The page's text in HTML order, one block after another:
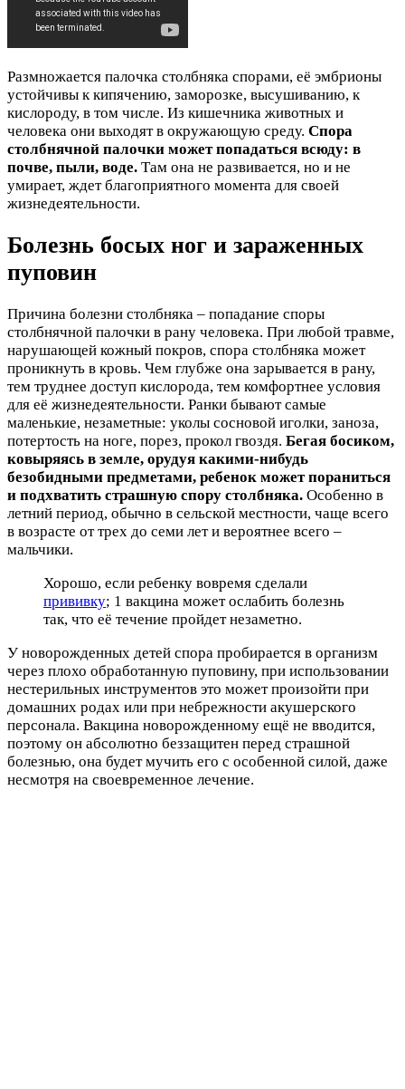
Размножается палочка столбняка спорами, её эмбрионы
устойчивы к кипячению, заморозке, высушиванию, к
кислороду, в том числе. Из кишечника животных и
человека они выходят в окружающую среду. Спора
столбнячной палочки может попадаться всюду: в
почве, пыли, воде. Там она не развивается, но и не
умирает, ждет благоприятного момента для своей
жизнедеятельности.
Болезнь босых ног и зараженных
пуповин
Причина болезни столбняка – попадание споры
столбнячной палочки в рану человека. При любой травме,
нарушающей кожный покров, спора столбняка может
проникнуть в кровь. Чем глубже она зарывается в рану,
тем труднее доступ кислорода, тем комфортнее условия
для её жизнедеятельности. Ранки бывают самые
маленькие, незаметные: уколы сосновой иголки, заноза,
потертость на ноге, порез, прокол гвоздя. Бегая босиком,
ковыряясь в земле, орудуя какими-нибудь
безобидными предметами, ребенок может пораниться
и подхватить страшную спору столбняка. Особенно в
летний период, обычно в сельской местности, чаще всего
в возрасте от трех до семи лет и вероятнее всего –
мальчики.
Хорошо, если ребенку вовремя сделали
прививку; 1 вакцина может ослабить болезнь
так, что её течение пройдет незаметно.
У новорожденных детей спора пробирается в организм
через плохо обработанную пуповину, при использовании
нестерильных инструментов это может произойти при
домашних родах или при небрежности акушерского
персонала. Вакцина новорожденному ещё не вводится,
поэтому он абсолютно беззащитен перед страшной
болезнью, она будет мучить его с особенной силой, даже
несмотря на своевременное лечение.